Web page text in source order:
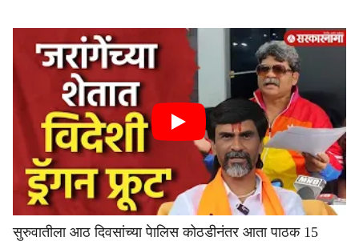
सुरुवातीला आठ दिवसांच्या पेालिस कोठडीनंतर आता पाठक 15